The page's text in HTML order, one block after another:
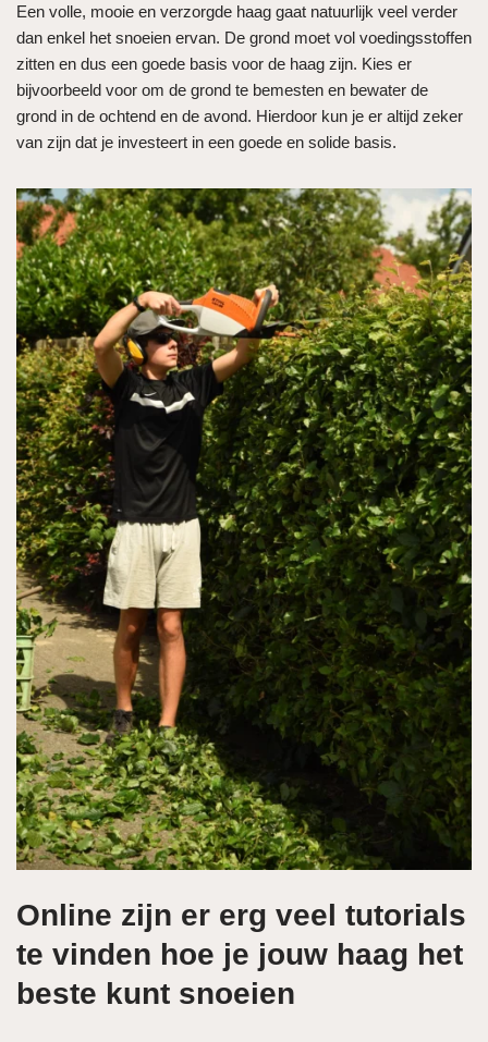
Een volle, mooie en verzorgde haag gaat natuurlijk veel verder
dan enkel het snoeien ervan. De grond moet vol voedingsstoffen
zitten en dus een goede basis voor de haag zijn. Kies er
bijvoorbeeld voor om de grond te bemesten en bewater de
grond in de ochtend en de avond. Hierdoor kun je er altijd zeker
van zijn dat je investeert in een goede en solide basis.
Online zijn er erg veel tutorials
te vinden hoe je jouw haag het
beste kunt snoeien